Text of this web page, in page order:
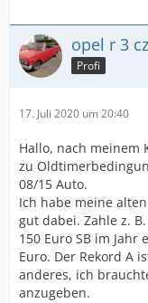
opel r 3 cz
Profi
17. Juli 2020 um 20:40
Hallo, nach meinem
zu
08/15 Auto.
Ich habe meine
gut dabei. Zahle z.
150 Euro SB im Jahr
Euro. Der Rekord A
anderes, ich
anzugeben.